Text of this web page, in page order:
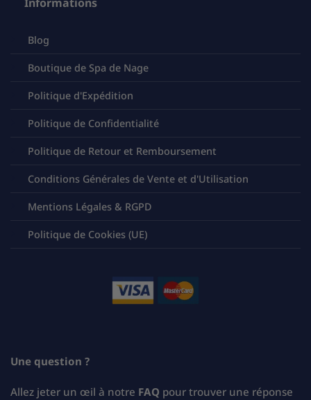
Blog
Boutique de Spa de Nage
Politique d'Expédition
Politique de Confidentialité
Politique de Retour et Remboursement
Conditions Générales de Vente et d'Utilisation
Mentions Légales & RGPD
Politique de Cookies (UE)
Une question ?
Allez jeter un œil à notre FAQ pour trouver une réponse